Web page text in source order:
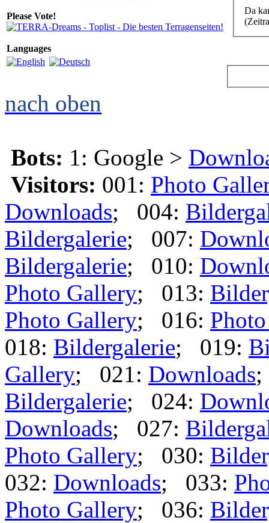
Please Vote!
Languages
Da
nach oben
Bots: 1: Google >
Visitors: 001: Photo
Downloads; 004:
Bildergalerie; 007:
Bildergalerie; 010:
Photo Gallery; 013:
Photo Gallery; 016:
018: Bildergalerie; 019:
Gallery; 021: Downloads
Bildergalerie; 024:
Downloads; 027:
Photo Gallery; 030:
032: Downloads; 033:
Photo Gallery; 036: